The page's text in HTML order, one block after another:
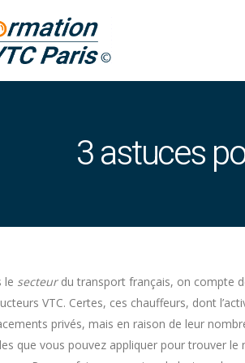
3 astuces
le secteurdu transport français, on compte
VTC. Certes, ces chauffeurs, dont
privés, mais en raison de leur
que vous pouvez appliquer pour trouver